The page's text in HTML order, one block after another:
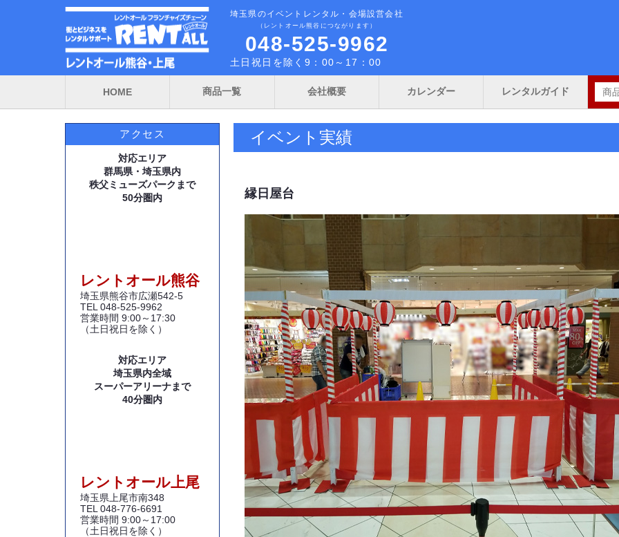
埼玉県のイベントレンタル・会場設営会社
（レントオール熊谷につながります）
048-525-9962
土日祝日を除く9：00～17：00
HOME 商品一覧 会社概要 カレンダー レンタルガイド
アクセス
対応エリア
群馬県・埼玉県内
秩父ミューズパークまで
50分圏内
レントオール熊谷
埼玉県熊谷市広瀬542-5
TEL 048-525-9962
営業時間 9:00～17:30
（土日祝日を除く）
対応エリア
埼玉県内全域
スーパーアリーナまで
40分圏内
レントオール上尾
埼玉県上尾市南348
TEL 048-776-6691
営業時間 9:00～17:00
（土日祝日を除く）
イベント実績
縁日屋台